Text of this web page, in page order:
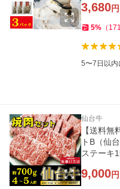
3,680円
5% （ 171
5〜7日以内
仙台牛
【送料
トB（仙
ステーキ
9,000円